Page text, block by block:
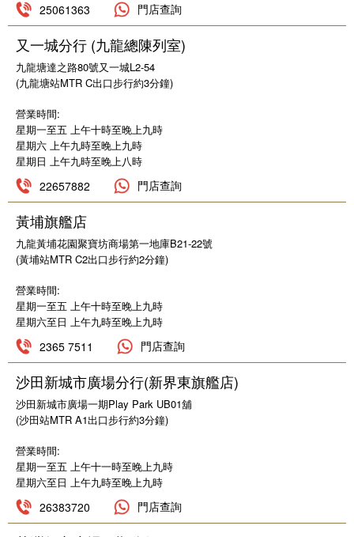
25061363 門店查詢
又一城分行 (九龍總陳列室)
九龍塘達之路80號又一城L2-54
(九龍塘站MTR C出口步行約3分鐘)
營業時間:
星期一至五 上午十時至晚上九時
星期六 上午九時至晚上九時
星期日 上午九時至晚上八時
22657882 門店查詢
黃埔旗艦店
九龍黃埔花園聚寶坊商場第一地庫B21-22號
(黃埔站MTR C2出口步行約2分鐘)
營業時間:
星期一至五 上午十時至晚上九時
星期六至日 上午九時至晚上九時
2365 7511 門店查詢
沙田新城市廣場分行(新界東旗艦店)
沙田新城市廣場一期Play Park UB01舖
(沙田站MTR A1出口步行約3分鐘)
營業時間:
星期一至五 上午十一時至晚上九時
星期六至日 上午九時至晚上九時
26383720 門店查詢
English
简体中文
华北区
华南区
华中区